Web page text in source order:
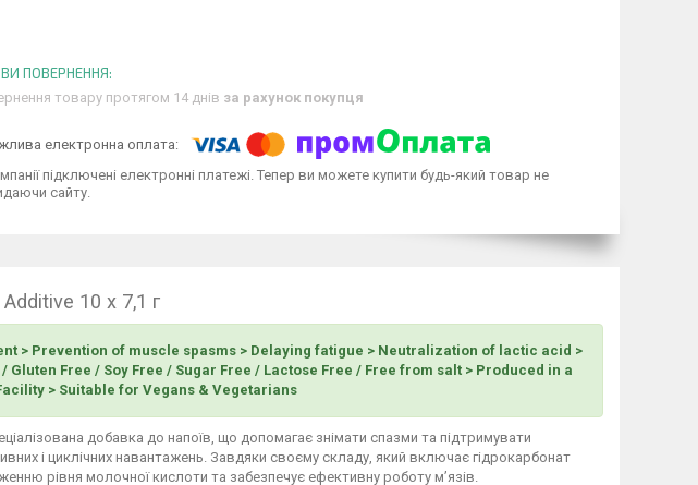
товару протягом 14 днів за рахунок покупця
підключені електронні платежі. Тепер ви можете купити будь-який товар не
сайту.
10 x 7,1 г
> Prevention of muscle spasms > Delaying fatigue > Neutralization of lactic acid >
Gluten Free / Soy Free / Sugar Free / Lactose Free / Free from salt > Produced in a
> Suitable for Vegans & Vegetarians
добавка до напоїв, що допомагає знімати спазми та підтримувати
і циклічних навантажень. Завдяки своєму складу, який включає гідрокарбонат
рівня молочної кислоти та забезпечує ефективну роботу м’язів.